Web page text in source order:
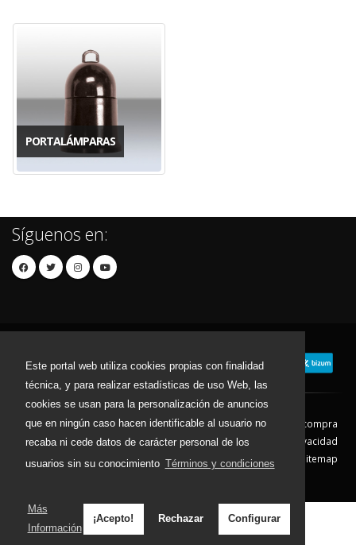
Este portal web utiliza cookies propias con finalidad
técnica, y para realizar estadísticas de uso Web, las
cookies se usan para la personalización de anuncios
que en ningún caso hacen identificable al usuario no
recaba ni cede datos de carácter personal de los
usuarios sin su conocimiento Términos y condiciones
Más
Información
¡Acepto! Rechazar Configurar
PORTALÁMPARAS
Síguenos en:
Contacto Aviso Legal
Condiciones de compra
Política de envíos
Política de devolución
Política de Privacidad
Política de Cookies
Sitemap